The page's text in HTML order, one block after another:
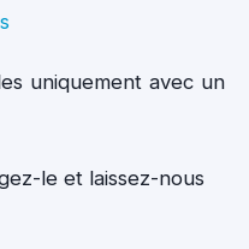
uniquement avec un
le et laissez-nous